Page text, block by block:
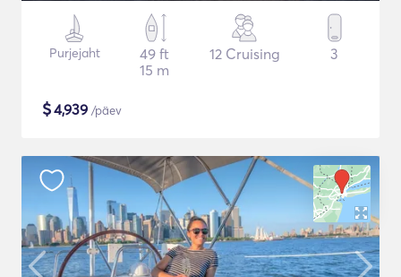
Purjejaht
49 ft
15 m
12 Cruising 3
$4,939 /päev